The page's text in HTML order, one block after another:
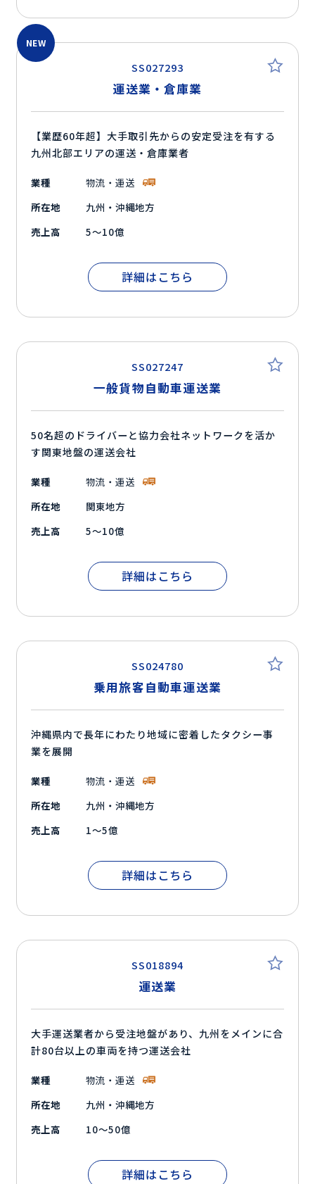
SS027293
NEW
運送業・倉庫業
【業歴60年超】大手取引先からの安定受注を有する
九州北部エリアの運送・倉庫業者
業種
物流・運送
所在地
九州・沖縄地方
売上高
5～10億
詳細はこちら
SS027247
一般貨物自動車運送業
50名超のドライバーと協力会社ネットワークを活か
す関東地盤の運送会社
業種
物流・運送
所在地
関東地方
売上高
5～10億
詳細はこちら
SS024780
乗用旅客自動車運送業
沖縄県内で長年にわたり地域に密着したタクシー事
業を展開
業種
物流・運送
所在地
九州・沖縄地方
売上高
1～5億
詳細はこちら
SS018894
運送業
大手運送業者から受注地盤があり、九州をメインに合
計80台以上の車両を持つ運送会社
業種
物流・運送
所在地
九州・沖縄地方
売上高
10～50億
詳細はこちら